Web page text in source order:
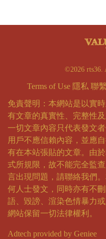
©2026 rts36.
Terms of Use 隱私 聯
免責聲明：本網站是以實
有文章的真實性、完整性
一切文章內容只代表發文
用戶不應信賴內容，並應
有在本站張貼的文章。由
式所規限，故不能完全監
言出現問題，請聯絡我們
何人士發文，同時亦有不
語、毀謗、渲染色情暴力
網站保留一切法律權利。
Adtech provided by Geniee